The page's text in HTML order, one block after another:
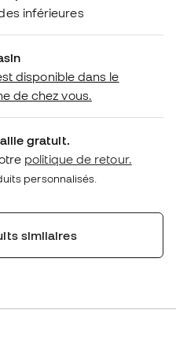
inférieures
disponible dans le
de chez vous.
gratuit.
politique de retour.
personnalisés.
similaires